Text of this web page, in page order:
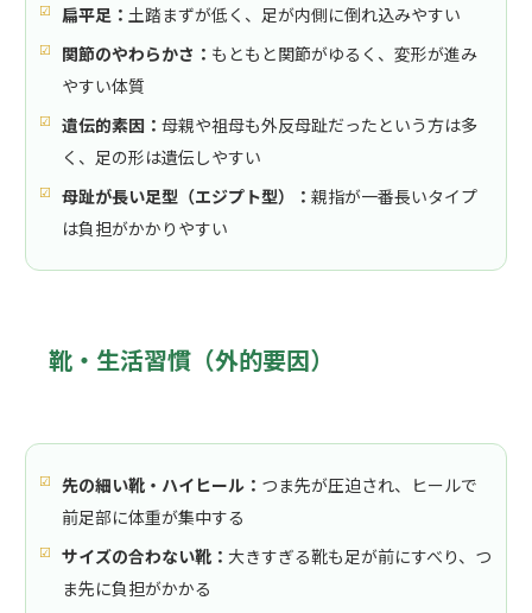
扁平足： 土踏まずが低く、足が内側に倒れ込みやすい
関節のやわらかさ： もともと関節がゆるく、変形が進み
やすい体質
遺伝的素因： 母親や祖母も外反母趾だったという方は多
く、足の形は遺伝しやすい
母趾が長い足型（エジプト型）： 親指が一番長いタイプ
は負担がかかりやすい
靴・生活習慣（外的要因）
先の細い靴・ハイヒール： つま先が圧迫され、ヒールで
前足部に体重が集中する
サイズの合わない靴： 大きすぎる靴も足が前にすべり、つ
ま先に負担がかかる